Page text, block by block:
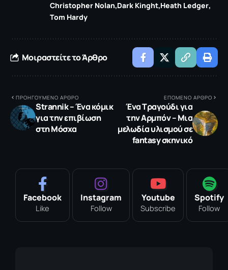
Christopher Nolan Dark Kinght Heath Ledger
Tom Hardy
Μοιραστείτε το Άρθρο
ΠΡΟΗΓΟΥΜΕΝΟ ΑΡΘΡΟ
Strannik – Ένα κόμικ
για την επιβίωση
στη Μόσχα
ΕΠΟΜΕΝΟ ΑΡΘΡΟ
Ένα Τραγούδι για
την Αρμπόν – Μια
μελωδία υλισμού σε
fantasy σκηνικό
Facebook
Like
Instagram
Follow
Youtube
Subscribe
Spotify
Follow